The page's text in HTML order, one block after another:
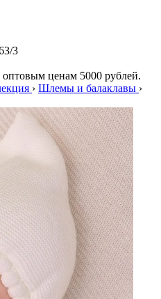
3
ценам 5000 рублей.
› Шлемы и балаклавы ›